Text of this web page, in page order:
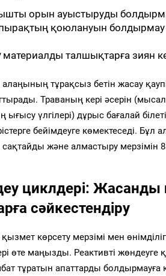
орын ауыстыруды
қоюлануын
материалды талшықтарға зиян
тұрақсыз бетін жасау
Траваның кері әсерін
үлгілері) дұрыс бағалай
бейімдеуге көмектеседі. Бұл
сақтайды және алмастыру
циклдері:
сәйкестендіру
көрсету мерзімі мен
өте маңызды. Реактивті жөндеуге
тұратын апаттарды